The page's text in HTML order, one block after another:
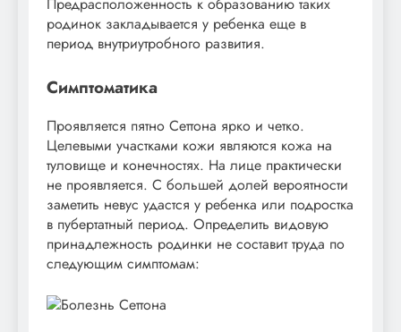
родинок закладывается у ребенка еще в
период внутриутробного развития.
Симптоматика
Проявляется пятно Сеттона ярко и четко.
Целевыми участками кожи являются кожа на
туловище и конечностях. На лице практически
не проявляется. С большей долей вероятности
заметить невус удастся у ребенка или подростка
в пубертатный период. Определить видовую
принадлежность родинки не составит труда по
следующим симптомам: